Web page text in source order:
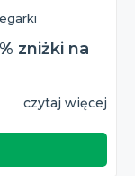
zniżki na
czytaj więcej